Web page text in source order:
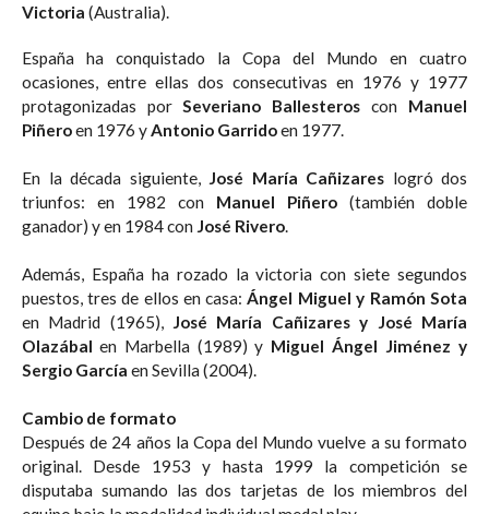
Victoria (Australia).
España ha conquistado la Copa del Mundo en cuatro
ocasiones, entre ellas dos consecutivas en 1976 y 1977
protagonizadas por Severiano Ballesteros con Manuel
Piñeroen 1976 yAntonio Garridoen 1977.
En la década siguiente, José María Cañizares logró dos
triunfos: en 1982 con Manuel Piñero (también doble
ganador) y en 1984 con José Rivero.
Además, España ha rozado la victoria con siete segundos
puestos, tres de ellos en casa: Ángel Miguel y Ramón Sota
en Madrid (1965), José María Cañizares y José María
Olazábal en Marbella (1989) y Miguel Ángel Jiménez y
Sergio García en Sevilla (2004).
Cambio de formato
Después de 24 años la Copa del Mundo vuelve a su formato
original. Desde 1953 y hasta 1999 la competición se
disputaba sumando las dos tarjetas de los miembros del